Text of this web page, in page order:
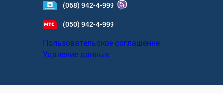
(068) 942-4-999
(050) 942-4-999
Пользовательское соглашение
Удаление данных